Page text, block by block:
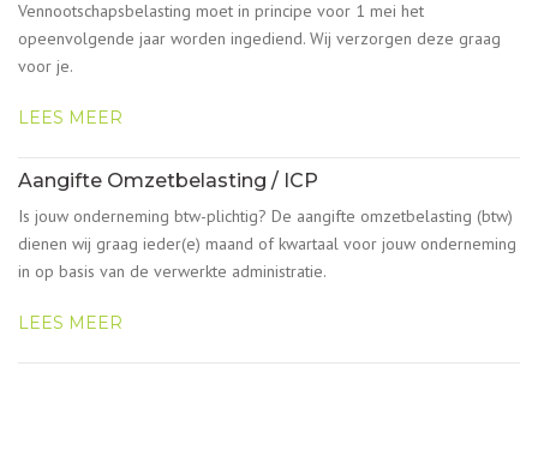
Vennootschapsbelasting moet in principe voor 1 mei het
opeenvolgende jaar worden ingediend. Wij verzorgen deze graag
voor je.
LEES MEER
Aangifte Omzetbelasting / ICP
Is jouw onderneming btw-plichtig? De aangifte omzetbelasting (btw)
dienen wij graag ieder(e) maand of kwartaal voor jouw onderneming
in op basis van de verwerkte administratie.
LEES MEER